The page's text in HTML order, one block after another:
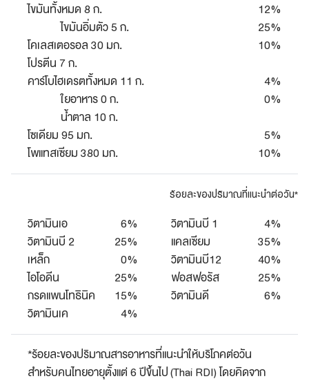
ไขมันทั้งหมด 8 ก.
12%
ไขมันอิ่มตัว 5 ก.
25%
โคเลสเตอรอล 30 มก.
10%
โปรตีน 7 ก.
คาร์โบไฮเดรตทั้งหมด 11 ก.
4%
ใยอาหาร 0 ก.
0%
น้ำตาล 10 ก.
โซเดียม 95 มก.
5%
โพแทสเซียม 380 มก.
10%
ร้อยละของปริมาณที่แนะนำต่อวัน*
วิตามินเอ
6%
วิตามินบี 2
25%
เหล็ก
0%
ไอโอดีน
25%
กรดแพนโทธินิค
15%
วิตามินเค
4%
วิตามินบี 1
4%
แคลเซียม
35%
วิตามินบี12
40%
ฟอสฟอรัส
25%
วิตามินดี
6%
*ร้อยละของปริมาณสารอาหารที่แนะนำให้บริโภคต่อวัน
สำหรับคนไทยอายุตั้งแต่ 6 ปีขึ้นไป (Thai RDI) โดยคิดจาก